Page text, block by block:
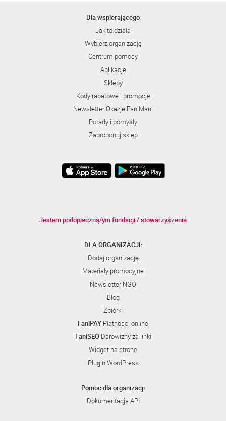
Dla wspierającego
Jak to działa
Wybierz organizację
Centrum pomocy
Aplikacje
Sklepy
Kody rabatowe i promocje
Newsletter Okazje FaniMani
Porady i pomysły
Zaproponuj sklep
Jestem podopieczną/ym fundacji / stowarzyszenia
DLA ORGANIZACJI:
Dodaj organizację
Materiały promocyjne
Newsletter NGO
Blog
Zbiórki
FaniPAY Płatności online
FaniSEODarowizny za linki
Widget na stronę
Plugin WordPress
Pomoc dla organizacji
Dokumentacja API